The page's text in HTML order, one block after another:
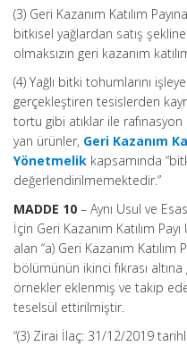
(3) Geri Kazanım Katılım
bitkisel yağlardan satış
olmaksızın geri kazanım
(4) Yağlı bitki tohumlarını
gerçekleştiren tesislerden
tortu gibi atıklar ile
yan ürünler, Geri Kazanım
Yönetmelik kapsamında
değerlendirilmemektedir.”
MADDE 10 – Aynı Usul ve
İçin Geri Kazanım Katılım
alan “a) Geri Kazanım Katılım
bölümünün ikinci fıkrası
örnekler eklenmiş ve takip
teselsül ettirilmiştir.
“(3) Zirai İlaç: 31/12/2019